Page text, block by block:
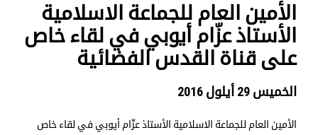
الأمين العام للجماعة الاسلامية
الأستاذ عزّام أيوبي في لقاء خاص
على قناة القدس الفضائية
الخميس 29 أيلول 2016
الأمين العام للجماعة الاسلامية الأستاذ عزّام أيوبي في لقاء خاص